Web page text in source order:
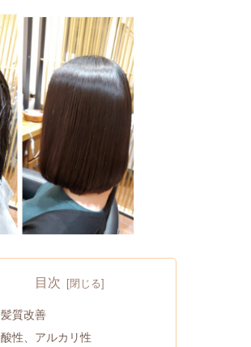
目次
髪質改善
酸性、アルカリ性